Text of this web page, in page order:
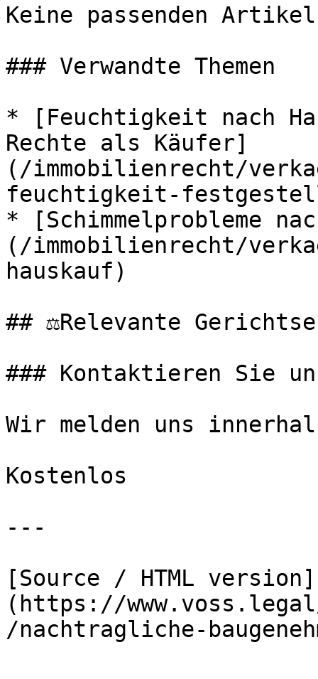
Keine passenden
### Verwandte Themen
* [Feuchtigkeit nach
Rechte als Käufer]
(/immobilienrecht/
feuchtigkeit-
* [Schimmelprobleme
(/immobilienrecht/
hauskauf)
## ⚖️Relevante
### Kontaktieren Sie
Wir melden uns
Kostenlos
---
[Source / HTML version]
(https://